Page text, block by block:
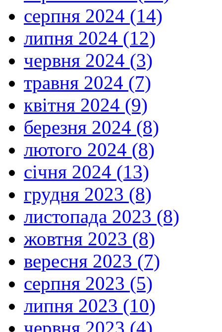
серпня 2024 (14)
липня 2024 (12)
червня 2024 (3)
травня 2024 (7)
квітня 2024 (9)
березня 2024 (8)
лютого 2024 (8)
січня 2024 (13)
грудня 2023 (8)
листопада 2023 (8)
жовтня 2023 (8)
вересня 2023 (7)
серпня 2023 (5)
липня 2023 (10)
червня 2023 (4)